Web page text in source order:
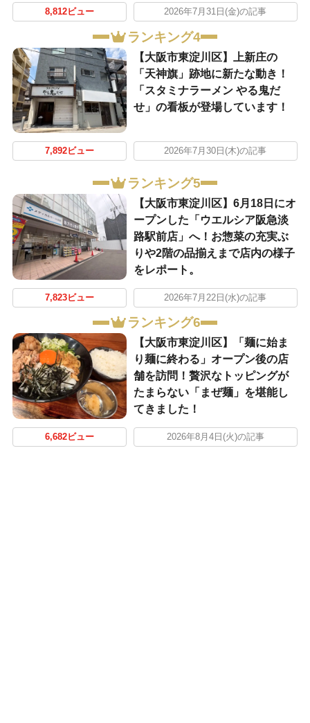
8,812ビュー 2026年7月31日(金)の記事
ランキング4
【大阪市東淀川区】上新庄の
「天神旗」跡地に新たな動き！
「スタミナラーメン やる鬼だ
せ」の看板が登場しています！
7,892ビュー 2026年7月30日(木)の記事
ランキング5
【大阪市東淀川区】6月18日にオ
ープンした「ウエルシア阪急淡
路駅前店」へ！お惣菜の充実ぶ
りや2階の品揃えまで店内の様子
をレポート。
7,823ビュー 2026年7月22日(水)の記事
ランキング6
【大阪市東淀川区】「麺に始ま
り麺に終わる」オープン後の店
舗を訪問！贅沢なトッピングが
たまらない「まぜ麺」を堪能し
てきました！
6,682ビュー 2026年8月4日(火)の記事